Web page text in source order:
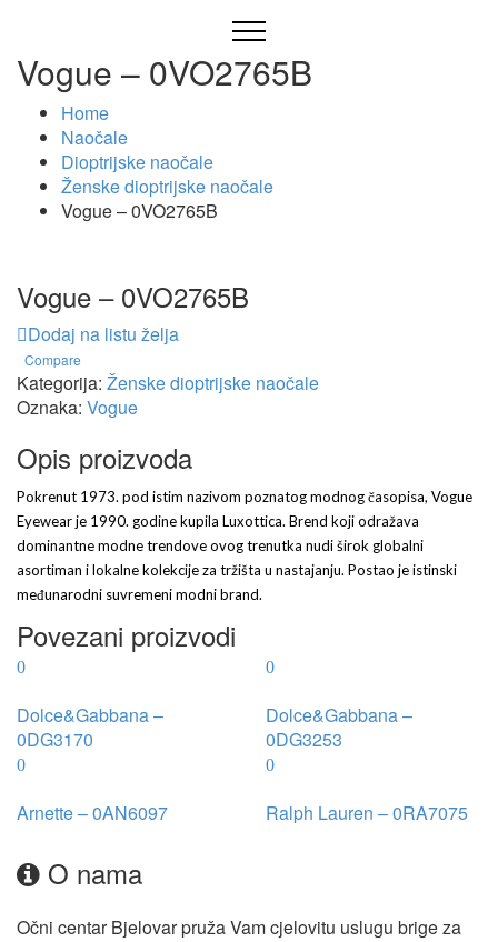
Vogue – 0VO2765B
Home
Naočale
Dioptrijske naočale
Ženske dioptrijske naočale
Vogue – 0VO2765B
Vogue – 0VO2765B
Dodaj na listu želja
Compare
Kategorija: Ženske dioptrijske naočale
Oznaka: Vogue
Opis proizvoda
Pokrenut 1973. pod istim nazivom poznatog modnog časopisa, Vogue
Eyewear je 1990. godine kupila Luxottica. Brend koji odražava
dominantne modne trendove ovog trenutka nudi širok globalni
asortiman i lokalne kolekcije za tržišta u nastajanju. Postao je istinski
međunarodni suvremeni modni brand.
Povezani proizvodi
Dolce&Gabbana –
0DG3170
Dolce&Gabbana –
0DG3253
Arnette – 0AN6097 Ralph Lauren – 0RA7075
O nama
Očni centar Bjelovar pruža Vam cjelovitu uslugu brige za